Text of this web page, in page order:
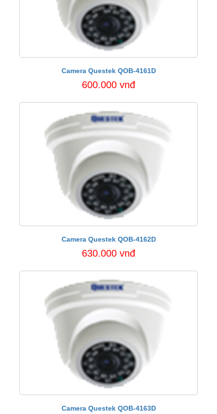
Camera Questek QOB-4161D
600.000 vnđ
Camera Questek QOB-4162D
630.000 vnđ
Camera Questek QOB-4163D